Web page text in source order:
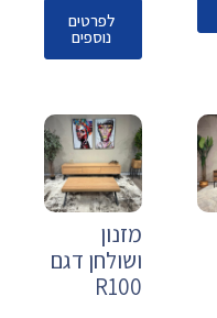
לפרטים
נוספים
מזנון
ושולחן דגם
R100